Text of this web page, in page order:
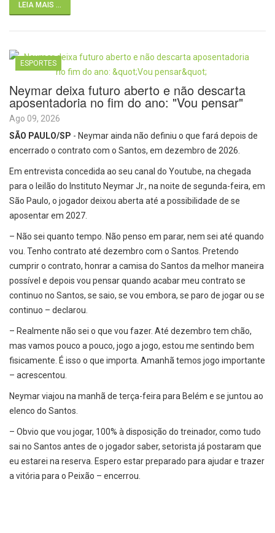
LEIA MAIS ...
ESPORTES
Neymar deixa futuro aberto e não descarta
aposentadoria no fim do ano: "Vou pensar"
Ago 09, 2026
SÃO PAULO/SP - Neymar ainda não definiu o que fará depois de
encerrado o contrato com o Santos, em dezembro de 2026.
Em entrevista concedida ao seu canal do Youtube, na chegada
para o leilão do Instituto Neymar Jr., na noite de segunda-feira, em
São Paulo, o jogador deixou aberta até a possibilidade de se
aposentar em 2027.
– Não sei quanto tempo. Não penso em parar, nem sei até quando
vou. Tenho contrato até dezembro com o Santos. Pretendo
cumprir o contrato, honrar a camisa do Santos da melhor maneira
possível e depois vou pensar quando acabar meu contrato se
continuo no Santos, se saio, se vou embora, se paro de jogar ou se
continuo – declarou.
– Realmente não sei o que vou fazer. Até dezembro tem chão,
mas vamos pouco a pouco, jogo a jogo, estou me sentindo bem
fisicamente. É isso o que importa. Amanhã temos jogo importante
– acrescentou.
Neymar viajou na manhã de terça-feira para Belém e se juntou ao
elenco do Santos.
– Obvio que vou jogar, 100% à disposição do treinador, como tudo
sai no Santos antes de o jogador saber, setorista já postaram que
eu estarei na reserva. Espero estar preparado para ajudar e trazer
a vitória para o Peixão – encerrou.